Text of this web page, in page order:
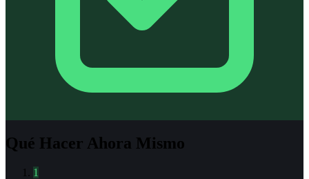
Qué Hacer Ahora Mismo
1